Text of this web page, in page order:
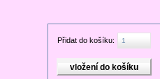
Přidat do košíku: